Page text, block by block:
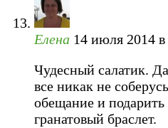
Елена 14 июля 2014
Чудесный салатик.
все никак не
обещание и
гранатовый браслет.